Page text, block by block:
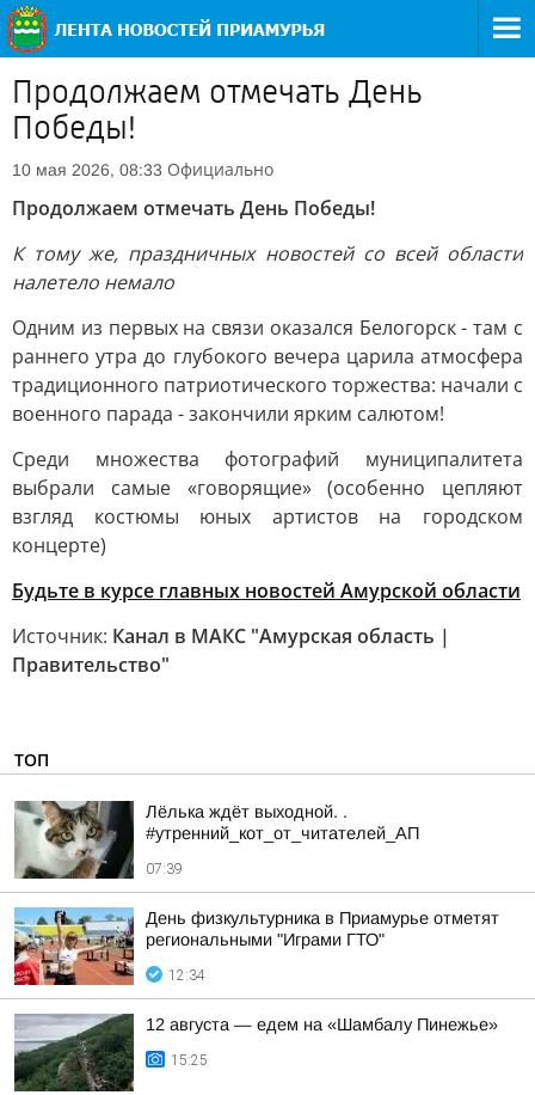
Продолжаем отмечать День
Победы!
10 мая 2026, 08:33 Официально
Продолжаем отмечать День Победы!
К тому же, праздничных новостей со всей области
налетело немало
Одним из первых на связи оказался Белогорск - там с
раннего утра до глубокого вечера царила атмосфера
традиционного патриотического торжества: начали с
военного парада - закончили ярким салютом!
Среди множества фотографий муниципалитета
выбрали самые «говорящие» (особенно цепляют
взгляд костюмы юных артистов на городском
концерте)
Будьте в курсе главных новостей Амурской области
Источник: Канал в МАКС "Амурская область |
Правительство"
ТОП
Лёлька ждёт выходной. .
#утренний_кот_от_читателей_АП
07:39
День физкультурника в Приамурье отметят
региональными "Играми ГТО"
12:34
12 августа — едем на «Шамбалу Пинежье»
15:25